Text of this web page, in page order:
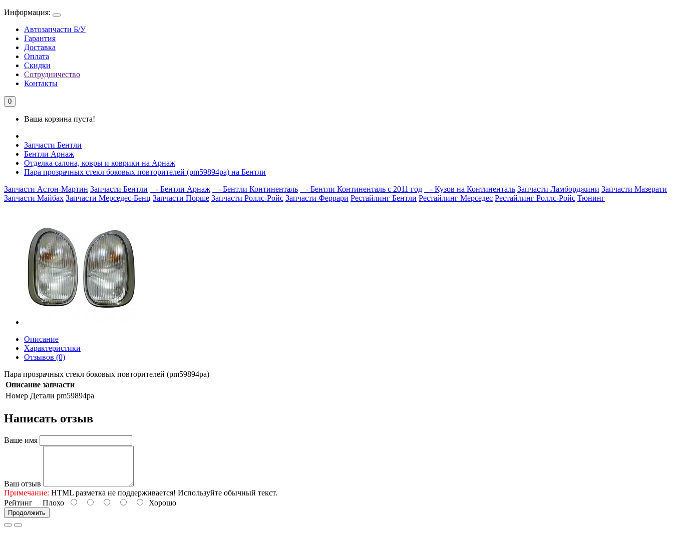
Информация:
Автозапчасти Б/У
Гарантия
Доставка
Оплата
Скидки
Сотрудничество
Контакты
0
Ваша корзина пуста!
Запчасти Бентли
Бентли Арнаж
Отделка салона, ковры и коврики на Арнаж
Пара прозрачных стекл боковых повторителей (pm59894pa) на Бентли
Запчасти Астон-Мартин Запчасти Бентли - Бентли Арнаж - Бентли Континенталь - Бентли Континенталь с 2011 год - Кузов на Континенталь Запчасти Ламборджини Запчасти Мазерати
Запчасти Майбах Запчасти Мерседес-Бенц Запчасти Порше Запчасти Роллс-Ройс Запчасти Феррари Рестайлинг Бентли Рестайлинг Мерседес Рестайлинг Роллс-Ройс Тюнинг
Описание
Характеристики
Отзывов (0)
Пара прозрачных стекл боковых повторителей (pm59894pa)
Описание запчасти
Номер Детали pm59894pa
Написать отзыв
Ваше имя
Ваш отзыв
Примечание: HTML разметка не поддерживается! Используйте обычный текст.
Рейтинг Плохо Хорошо
Продолжить